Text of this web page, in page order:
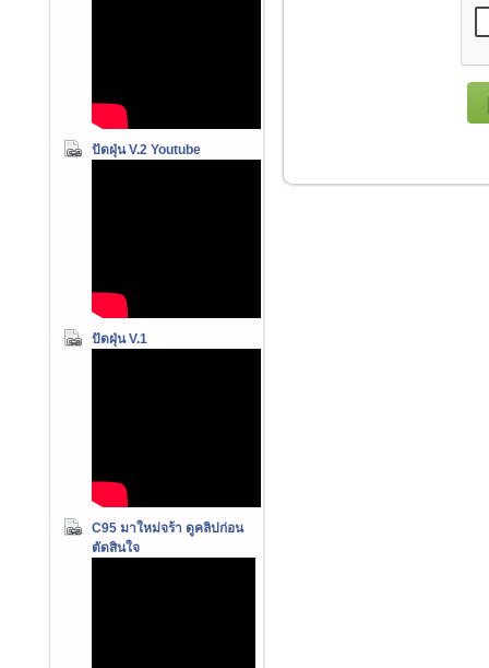
ปัดฝุ่น V.2 Youtube
ปัดฝุ่น V.1
C95 มาใหม่จร้า ดูคลิปก่อน
ตัดสินใจ